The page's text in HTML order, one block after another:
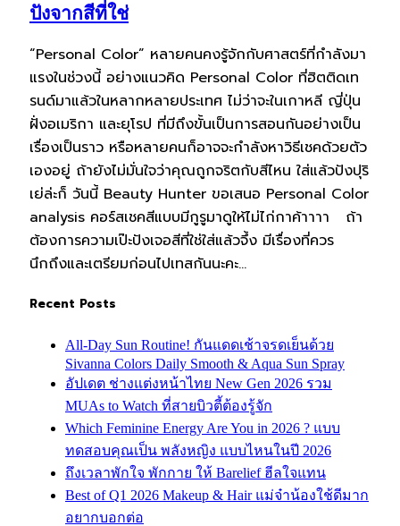
ปังจากสีที่ใช่
“Personal Color” หลายคนคงรู้จักกับศาสตร์ที่กำลังมา
แรงในช่วงนี้ อย่างแนวคิด Personal Color ที่ฮิตติดเท
รนด์มาแล้วในหลากหลายประเทศ ไม่ว่าจะในเกาหลี ญี่ปุ่น
ฝั่งอเมริกา และยุโรป ที่มีถึงขั้นเป็นการสอนกันอย่างเป็น
เรื่องเป็นราว หรือหลายคนก็อาจจะกำลังหาวิธีเชคด้วยตัว
เองอยู่ ถ้ายังไม่มั่นใจว่าคุณถูกจริตกับสีไหน ใส่แล้วปังปุริ
เย่ล่ะก็ วันนี้ Beauty Hunter ขอเสนอ Personal Color
analysis คอร์สเชคสีแบบมีกูรูมาดูให้ไม่ไก่กาค้าาาา ถ้า
ต้องการความเป๊ะปังเจอสีที่ใช่ใส่แล้วจึ้ง มีเรื่องที่ควร
นึกถึงและเตรียมก่อนไปเทสกันนะคะ…
Recent Posts
All-Day Sun Routine! กันแดดเช้าจรดเย็นด้วย
Sivanna Colors Daily Smooth & Aqua Sun Spray
อัปเดต ช่างแต่งหน้าไทย New Gen 2026 รวม
MUAs to Watch ที่สายบิวตี้ต้องรู้จัก
Which Feminine Energy Are You in 2026 ? แบบ
ทดสอบคุณเป็น พลังหญิง แบบไหนในปี 2026
ถึงเวลาพักใจ พักกาย ให้ Barelief ฮีลใจแทน
Best of Q1 2026 Makeup & Hair แม่จ๋าน้องใช้ดีมาก
อยากบอกต่อ